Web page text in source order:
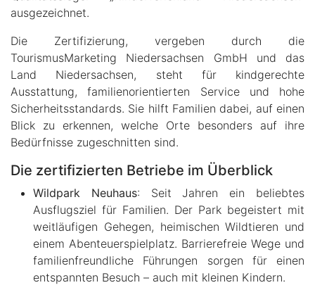
ausgezeichnet.
Die Zertifizierung, vergeben durch die
TourismusMarketing Niedersachsen GmbH und das
Land Niedersachsen, steht für kindgerechte
Ausstattung, familienorientierten Service und hohe
Sicherheitsstandards. Sie hilft Familien dabei, auf einen
Blick zu erkennen, welche Orte besonders auf ihre
Bedürfnisse zugeschnitten sind.
Die zertifizierten Betriebe im Überblick
Wildpark Neuhaus: Seit Jahren ein beliebtes
Ausflugsziel für Familien. Der Park begeistert mit
weitläufigen Gehegen, heimischen Wildtieren und
einem Abenteuerspielplatz. Barrierefreie Wege und
familienfreundliche Führungen sorgen für einen
entspannten Besuch – auch mit kleinen Kindern.